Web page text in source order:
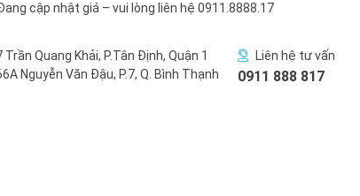
cập nhật giá – vui lòng liên hệ 0911.8888.17
Trần Quang Khải, P.Tân Định, Quận 1
Nguyễn Văn Đậu, P.7, Q. Bình Thạnh
Liên hệ tư vấn
0911 888 817